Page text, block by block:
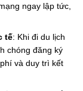
ngay lập tức,
tế: Khi đi du lịch
chóng đăng ký
và duy trì kết